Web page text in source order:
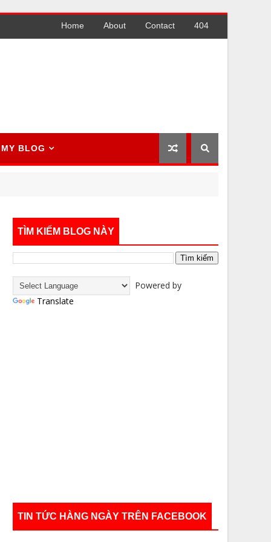
Home About Contact 404
MY BLOG
TÌM KIẾM BLOG NÀY
Powered by
Translate
TIN TỨC HÀNG NGÀY TRÊN FACEBOOK